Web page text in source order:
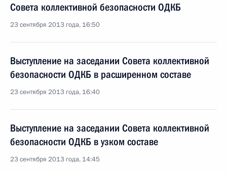
Совета коллективной безопасности ОДКБ
23 сентября 2013 года, 16:50
Выступление на заседании Совета коллективной
безопасности ОДКБ в расширенном составе
23 сентября 2013 года, 16:40
Выступление на заседании Совета коллективной
безопасности ОДКБ в узком составе
23 сентября 2013 года, 14:45